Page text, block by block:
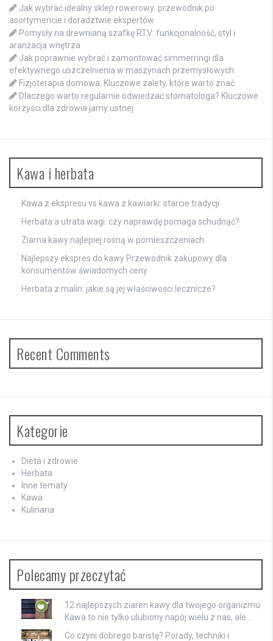
Jak wybrać idealny sklep rowerowy: przewodnik po
asortymencie i doradztwie ekspertów
Pomysły na drewnianą szafkę RTV: funkcjonalność, styl i
aranżacja wnętrza
Jak poprawnie wybrać i zamontować simmerringi dla
efektywnego uszczelnienia w maszynach przemysłowych
Fizjoterapia domowa: Kluczowe zalety, które warto znać
Dlaczego warto regularnie odwiedzać stomatologa? Kluczowe
korzyści dla zdrowia jamy ustnej
Kawa i herbata
Kawa z ekspresu vs kawa z kawiarki: starcie tradycji
Herbata a utrata wagi: czy naprawdę pomaga schudnąć?
Ziarna kawy najlepiej rosną w pomieszczeniach
Najlepszy ekspres do kawy Przewodnik zakupowy dla
konsumentów świadomych ceny
Herbata z malin: jakie są jej właściwości lecznicze?
Recent Comments
Kategorie
Dieta i zdrowie
Herbata
Inne tematy
Kawa
Kulinaria
Polecamy przeczytać
12 najlepszych ziaren kawy dla twojego organizmu
Kawa to nie tylko ulubiony napój wielu z nas, ale …
Co czyni dobrego baristę? Porady, techniki i